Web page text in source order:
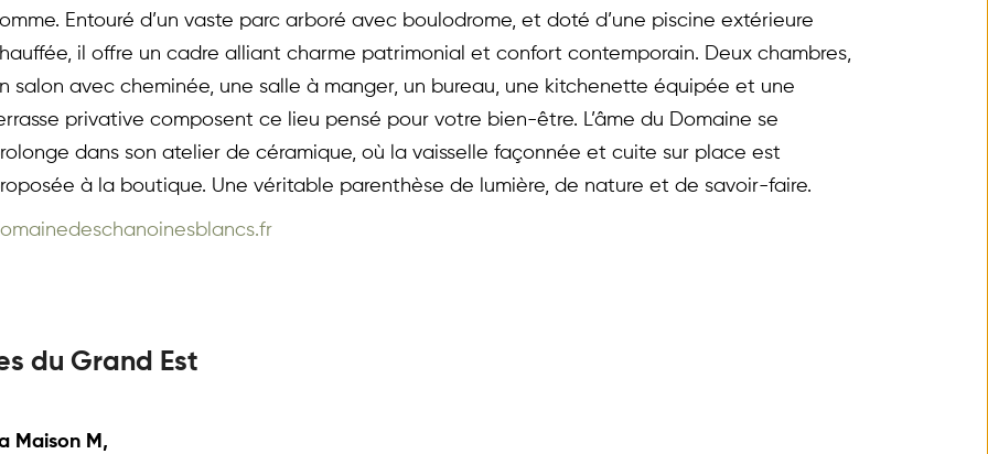
Entouré d’un vaste parc arboré avec boulodrome, et doté d’une piscine extérieure
il offre un cadre alliant charme patrimonial et confort contemporain. Deux chambres,
salon avec cheminée, une salle à manger, un bureau, une kitchenette équipée et une
privative composent ce lieu pensé pour votre bien-être. L’âme du Domaine se
dans son atelier de céramique, où la vaisselle façonnée et cuite sur place est
à la boutique. Une véritable parenthèse de lumière, de nature et de savoir-faire.
du Grand Est
Maison M,